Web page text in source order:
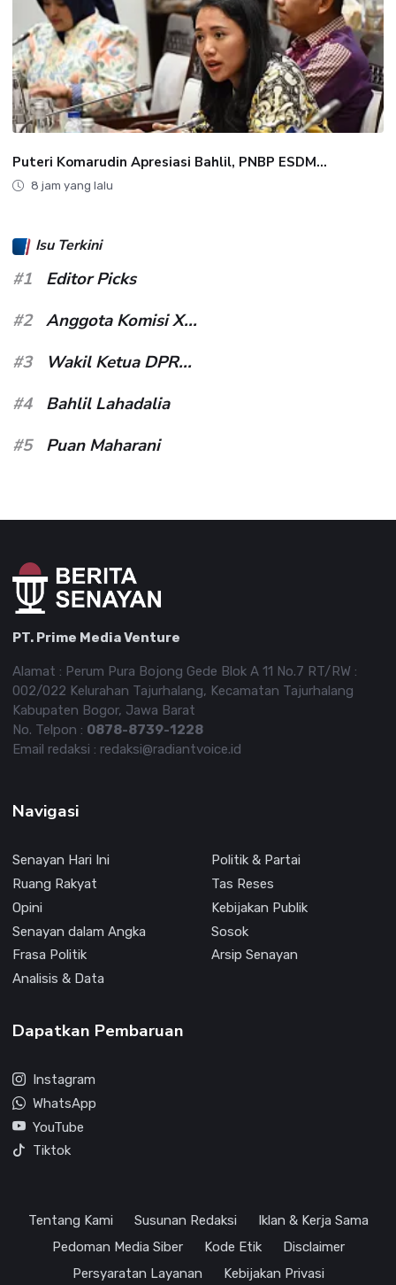
Puteri Komarudin Apresiasi Bahlil, PNBP ESDM...
8 jam yang lalu
Isu Terkini
#1
Editor Picks
#2
Anggota Komisi X...
#3
Wakil Ketua DPR...
#4
Bahlil Lahadalia
#5
Puan Maharani
PT. Prime Media Venture
Alamat : Perum Pura Bojong Gede Blok A 11 No.7 RT/RW :
002/022 Kelurahan Tajurhalang, Kecamatan Tajurhalang
Kabupaten Bogor, Jawa Barat
No. Telpon : 0878-8739-1228
Email redaksi : redaksi@radiantvoice.id
Navigasi
Senayan Hari Ini
Politik & Partai
Ruang Rakyat
Tas Reses
Opini
Kebijakan Publik
Senayan dalam Angka
Sosok
Frasa Politik
Arsip Senayan
Analisis & Data
Dapatkan Pembaruan
Instagram
WhatsApp
YouTube
Tiktok
Tentang Kami Susunan Redaksi
Iklan & Kerja Sama
Pedoman Media Siber
Kode Etik
Disclaimer
Persyaratan Layanan
Kebijakan Privasi